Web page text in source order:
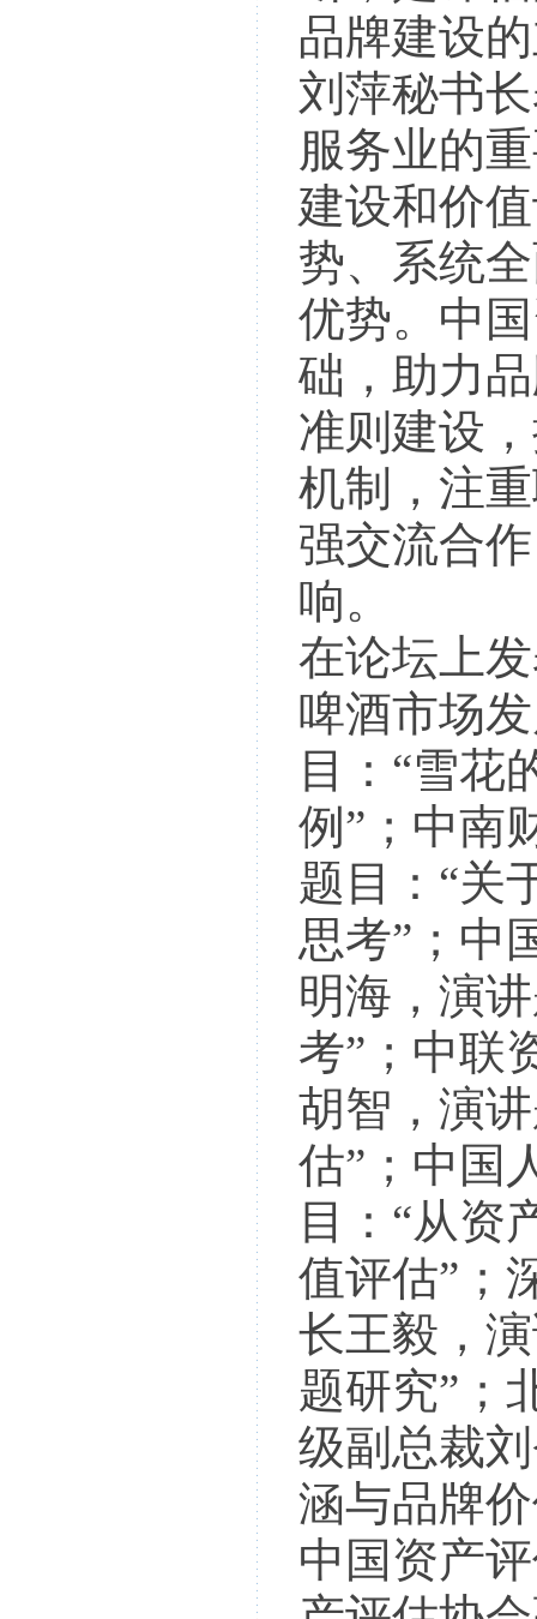
品牌建设
刘萍秘书
服务业的
建设和价
势、系统
优势。中
础，助力
准则建设
机制，注
强交流合
响。
在论坛上
啤酒市场
目：“雪
例”；中南
题目：“关
思考”；中
明海，演
考”；中联
胡智，演
估”；中国
目：“从资
值评估”；
长王毅，
题研究”；
级副总裁
涵与品牌
中国资产